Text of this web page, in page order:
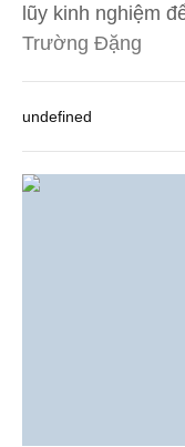
lũy kinh nghiệm
Trường Đặng
undefined